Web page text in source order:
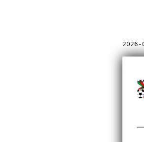
2026-